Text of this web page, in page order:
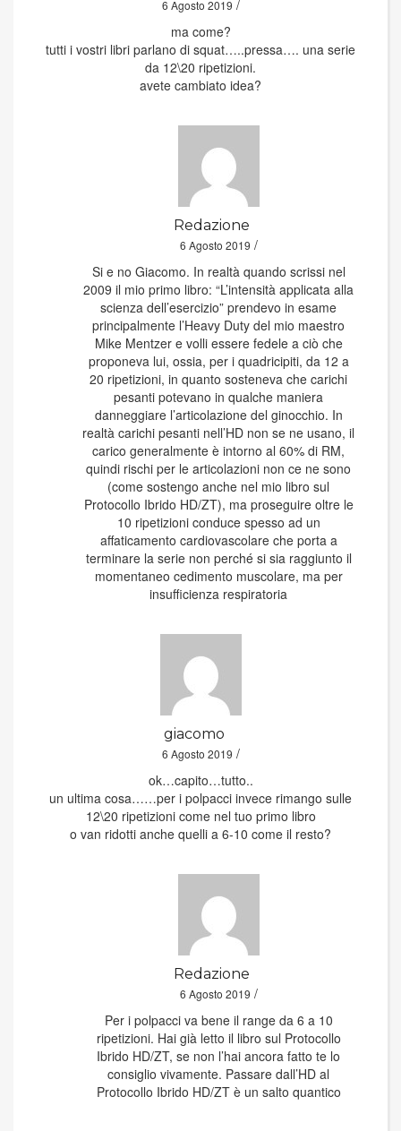
6 Agosto 2019 /
ma come?
tutti i vostri libri parlano di squat…..pressa…. una serie
da 12\20 ripetizioni.
avete cambiato idea?
Redazione
6 Agosto 2019 /
Si e no Giacomo. In realtà quando scrissi nel
2009 il mio primo libro: “L’intensità applicata alla
scienza dell’esercizio” prendevo in esame
principalmente l’Heavy Duty del mio maestro
Mike Mentzer e volli essere fedele a ciò che
proponeva lui, ossia, per i quadricipiti, da 12 a
20 ripetizioni, in quanto sosteneva che carichi
pesanti potevano in qualche maniera
danneggiare l’articolazione del ginocchio. In
realtà carichi pesanti nell’HD non se ne usano, il
carico generalmente è intorno al 60% di RM,
quindi rischi per le articolazioni non ce ne sono
(come sostengo anche nel mio libro sul
Protocollo Ibrido HD/ZT), ma proseguire oltre le
10 ripetizioni conduce spesso ad un
affaticamento cardiovascolare che porta a
terminare la serie non perché si sia raggiunto il
momentaneo cedimento muscolare, ma per
insufficienza respiratoria
giacomo
6 Agosto 2019 /
ok…capito…tutto..
un ultima cosa……per i polpacci invece rimango sulle
12\20 ripetizioni come nel tuo primo libro
o van ridotti anche quelli a 6-10 come il resto?
Redazione
6 Agosto 2019 /
Per i polpacci va bene il range da 6 a 10
ripetizioni. Hai già letto il libro sul Protocollo
Ibrido HD/ZT, se non l’hai ancora fatto te lo
consiglio vivamente. Passare dall’HD al
Protocollo Ibrido HD/ZT è un salto quantico